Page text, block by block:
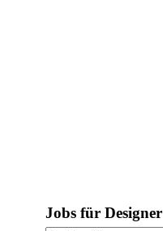
Jobs für Designer